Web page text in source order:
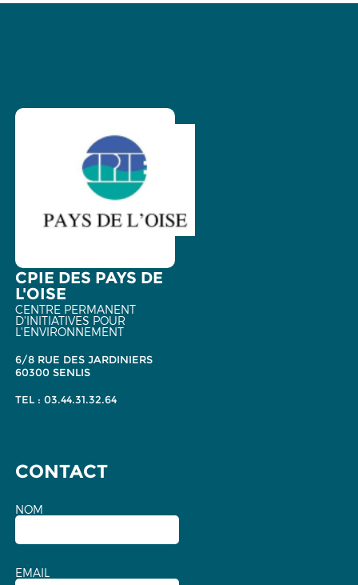
CPIE DES PAYS DE
L'OISE
CENTRE PERMANENT
D'INITIATIVES POUR
L'ENVIRONNEMENT
6/8 RUE DES JARDINIERS
60300 SENLIS
TEL : 03.44.31.32.64
CONTACT
NOM
EMAIL